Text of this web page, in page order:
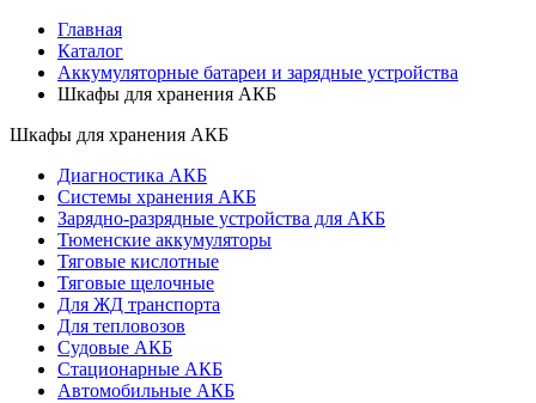
Главная
Каталог
Аккумуляторные батареи и зарядные устройства
Шкафы для хранения АКБ
Шкафы для хранения АКБ
Диагностика АКБ
Системы хранения АКБ
Зарядно-разрядные устройства для АКБ
Тюменские аккумуляторы
Тяговые кислотные
Тяговые щелочные
Для ЖД транспорта
Для тепловозов
Судовые АКБ
Стационарные АКБ
Автомобильные АКБ